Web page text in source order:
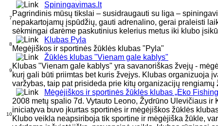
7
Spiningavimas.lt
Pagrindinis mūsų tikslai – susidraugauti su liga –
nepakartojamų įspūdžių, gauti adrenalino, gerai praleisti
sėkmingai darėme paskutinius kelerius metus iki klubo
8
Klubas Pyla
Megėjiškos ir sportinės žūklės klubas "Pyla"
9
Žūklės klubas "Vienam gale kablys"
Klubas "Vienam gale kablys" yra savanoriškas žvejų -
kurį gali būti priimtas bet kuris žvejys. Klubas organizuoja
varžybas, taip pat prisideda prie kitų organizacijų rengiamų
10
Mėgėjiškos ir sportinės žūklės klubas „Eko
2008 metų spalio 7d. Vytauto Leono, Žydrūno Ulevičiaus ir
iniciatyva buvo įkurtas sportinės ir mėgėjiškos žūklės
Klubo veikla neapsiriboja tik sportine ir mėgėjiška žūkle,